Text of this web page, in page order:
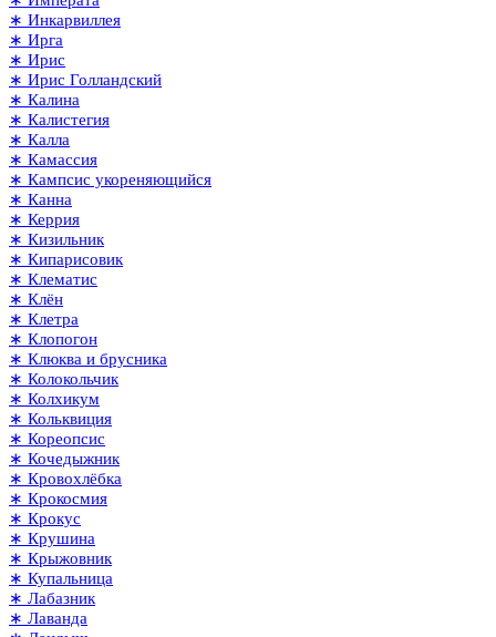
∗ Инкарвиллея
∗ Ирга
∗ Ирис
∗ Ирис Голландский
∗ Калина
∗ Калистегия
∗ Калла
∗ Камассия
∗ Кампсис укореняющийся
∗ Канна
∗ Керрия
∗ Кизильник
∗ Кипарисовик
∗ Клематис
∗ Клён
∗ Клетра
∗ Клопогон
∗ Клюква и брусника
∗ Колокольчик
∗ Колхикум
∗ Кольквиция
∗ Кореопсис
∗ Кочедыжник
∗ Кровохлёбка
∗ Крокосмия
∗ Крокус
∗ Крушина
∗ Крыжовник
∗ Купальница
∗ Лабазник
∗ Лаванда